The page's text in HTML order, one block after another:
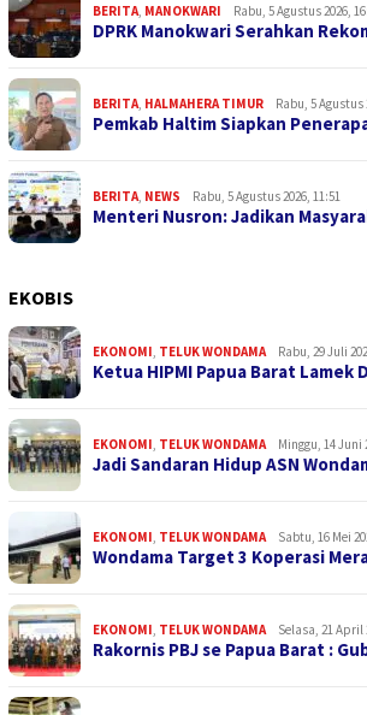
BERITA MANOKWARI Rabu, 5 Agustus 2026,
DPRK Manokwari Serahkan
BERITA HALMAHERA TIMUR Rabu, 5 Agustus
Pemkab Haltim Siapkan
BERITA NEWS Rabu, 5 Agustus 2026, 11:51
Menteri Nusron: Jadikan
EKOBIS
EKONOMI TELUK WONDAMA Rabu, 29 Juli
Ketua HIPMI Papua Barat Lamek
EKONOMI TELUK WONDAMA Minggu, 14 Juni
Jadi Sandaran Hidup ASN
EKONOMI TELUK WONDAMA Sabtu, 16 Mei
Wondama Target 3 Koperasi
EKONOMI TELUK WONDAMA Selasa, 21 April
Rakornis PBJ se Papua Barat :